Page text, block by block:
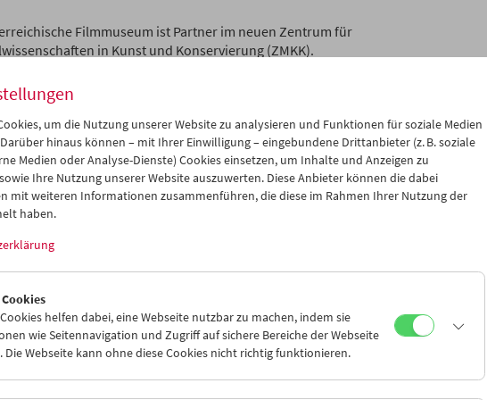
Filmmuseum ist Partner im neuen Zentrum für
in Kunst und Konservierung (ZMKK).
2025
für Fördernde Mitglieder im Oktober und November
Mitglied unterstützen Sie unser Haus und erhalten damit
Vorteile, etwa freien Eintritt zu ausgewählten Vorstellungen.
2025
LAB präsentiert
Presseführung wurde am 24. September 2025 das Filmmuseum LAB am
des Wiener Arsenals offiziell vorgestellt.
2025
im Kulturpool
des Programms Kulturerbe digital werden erstmals Filmbestände aus
um die Nutzung unserer Website zu analysieren und Funktionen für soziale Medien
hinaus können – mit Ihrer Einwilligung – eingebundene Drittanbieter (z. B. soziale
Medien oder Analyse-Dienste) Cookies einsetzen, um Inhalte und Anzeigen zu
Ihre Nutzung unserer Website auszuwerten. Diese Anbieter können die dabei
mit weiteren Informationen zusammenführen, die diese im Rahmen Ihrer Nutzung der
haben.
helfen dabei, eine Webseite nutzbar zu machen, indem sie
wie Seitennavigation und Zugriff auf sichere Bereiche der Webseite
Die Webseite kann ohne diese Cookies nicht richtig funktionieren.